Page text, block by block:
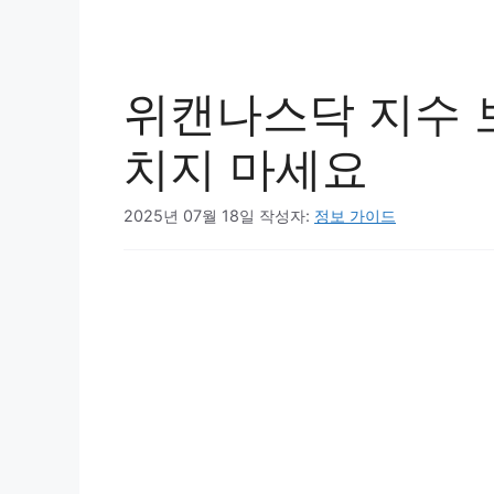
위캔나스닥 지수
치지 마세요
2025년 07월 18일 작성자: 정보 가이드